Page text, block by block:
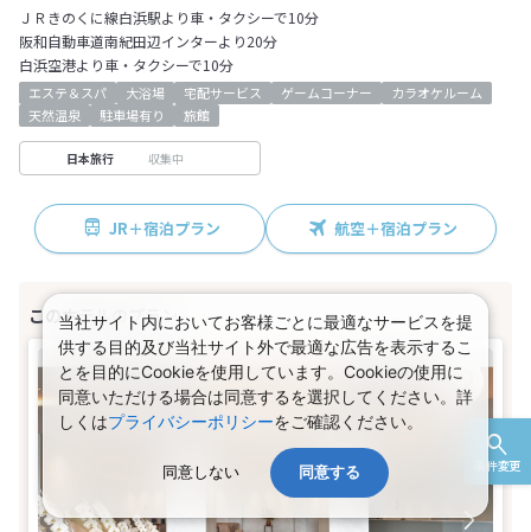
条件変更
ＪＲきのくに線白浜駅より車・タクシーで10分
阪和自動車道南紀田辺インターより20分
白浜空港より車・タクシーで10分
エステ＆スパ 大浴場 宅配サービス ゲームコーナー
カラオケルーム
天然温泉
駐車場有り 旅館
日本旅行 収集中
JR＋宿泊プラン 航空＋宿泊プラン
当社サイト内においてお客様ごとに最適なサービスを提
供する目的及び当社サイト外で最適な広告を表示するこ
とを目的にCookieを使用しています。Cookieの使用に
同意いただける場合は同意するを選択してください。詳
しくはプライバシーポリシーをご確認ください。
同意しない 同意する